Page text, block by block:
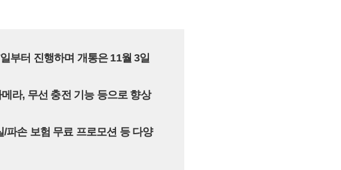
부터 진행하며 개통은 11월 3일
라, 무선 충전 기능 등으로 향상
파손 보험 무료 프로모션 등 다양